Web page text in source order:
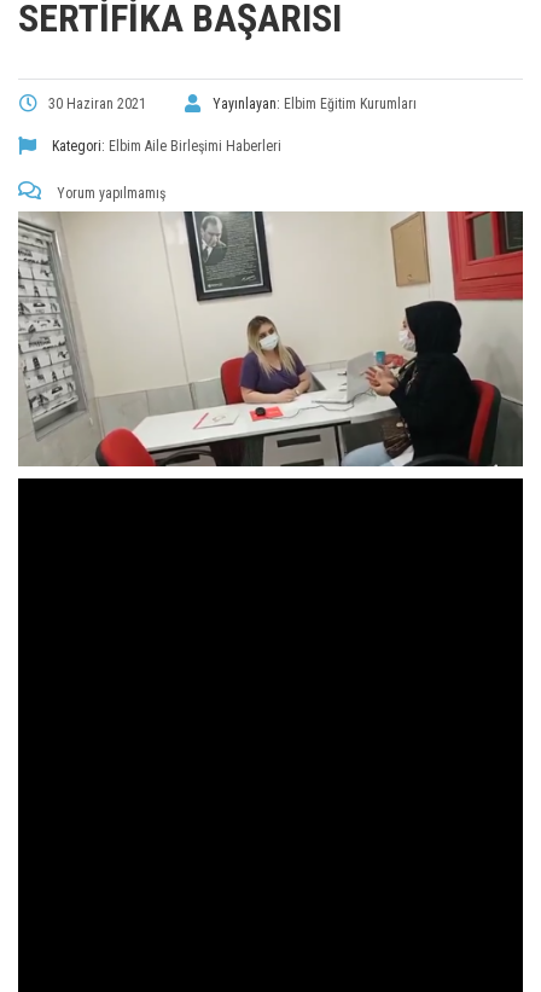
SERTIFIKA BAŞARISI
30 Haziran 2021 Yayınlayan: Elbim Eğitim Kurumları
Kategori: Elbim Aile Birleşimi Haberleri
Yorum yapılmamış